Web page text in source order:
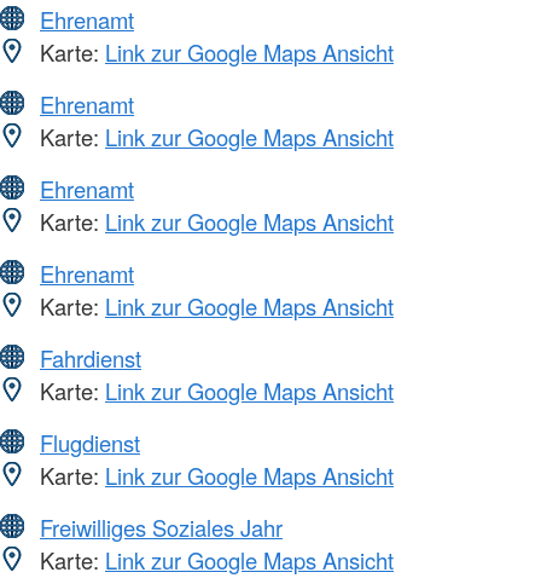
Ehrenamt
Karte: Link zur Google Maps Ansicht
Ehrenamt
Karte: Link zur Google Maps Ansicht
Ehrenamt
Karte: Link zur Google Maps Ansicht
Ehrenamt
Karte: Link zur Google Maps Ansicht
Fahrdienst
Karte: Link zur Google Maps Ansicht
Flugdienst
Karte: Link zur Google Maps Ansicht
Freiwilliges Soziales Jahr
Karte: Link zur Google Maps Ansicht